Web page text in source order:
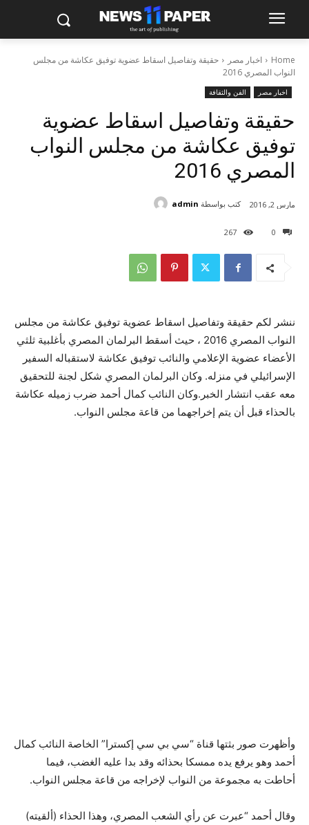
Home اخبار مصر
حقيقة وتفاصيل اسقاط عضوية توفيق عكاشة من مجلس
النواب المصري 2016
اخبار مصر الفن والثقافة
حقيقة وتفاصيل اسقاط عضوية
توفيق عكاشة من مجلس النواب
المصري 2016
0
267
مارس 2, 2016 كتب بواسطة admin
ننشر لكم حقيقة وتفاصيل اسقاط عضوية توفيق عكاشة من مجلس
النواب المصري 2016 ، حيث أسقط البرلمان المصري بأغلبية ثلثي
الأعضاء عضوية الإعلامي والنائب توفيق عكاشة لاستقباله السفير
الإسرائيلي في منزله. وكان البرلمان المصري شكل لجنة للتحقيق
معه عقب انتشار الخبر.وكان النائب كمال أحمد ضرب زميله عكاشة
بالحذاء قبل أن يتم إخراجهما من قاعة مجلس النواب.
وأظهرت صور بثتها قناة “سي بي سي إكسترا” الخاصة النائب كمال
أحمد وهو يرفع يده ممسكا بحذائه وقد بدا عليه الغضب، فيما
أحاطت به مجموعة من النواب لإخراجه من قاعة مجلس النواب.
وقال أحمد “عبرت عن رأي الشعب المصري، وهذا الحذاء (ألقيته)